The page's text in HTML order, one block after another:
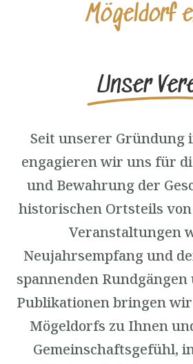
Mögeldorf
Unser
Seit unserer Gründung
engagieren wir uns für
und Bewahrung der
historischen Ortsteils
Veranstaltungen
Neujahrsempfang und
spannenden
Publikationen bringen wir
Mögeldorfs zu Ihnen
Gemeinschaftsgefühl,